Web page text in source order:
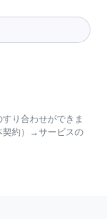
り合わせができま
契約）→サービスの